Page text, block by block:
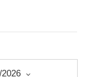
2026